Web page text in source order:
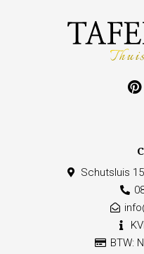
Schutsluis
BTW: